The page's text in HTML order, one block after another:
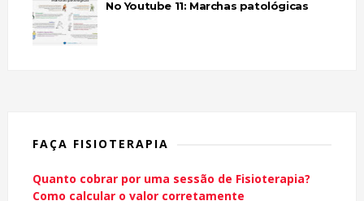
No Youtube 11: Marchas patológicas
FAÇA FISIOTERAPIA
Quanto cobrar por uma sessão de Fisioterapia?
Como calcular o valor corretamente